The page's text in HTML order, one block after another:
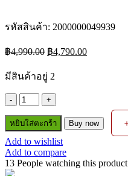
รหัสสินค้า: 2000000049939
฿4,990.00 Original
price
was:
฿4,990.00.
฿4,790.00Current
price
มีสินค้าอยู่ 2
จำนวน
OSUKA
เซ็ต
Combo
รวม
งาน
หยิบใส่ตะกร้า Buy now
Add to wishlist
Add to compare
13 People watching this